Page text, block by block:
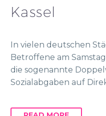
Kassel
In vielen deutschen
Betroffene am
die sogenannte
Sozialabgaben auf